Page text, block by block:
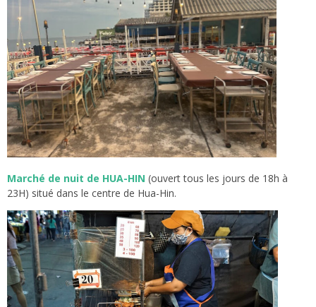
Marché de nuit de HUA-HIN (ouvert tous les jours de 18h à
23H) situé dans le centre de Hua-Hin.